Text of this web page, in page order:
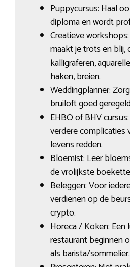
Puppycursus: Haal
diploma en wordt
Creatieve
maakt je trots en blij,
kalligraferen,
haken, breien.
Weddingplanner:
bruiloft goed
EHBO of BHV
verdere
levens redden.
Bloemist: Leer
de vrolijkste
Beleggen: Voor
verdienen op de
crypto.
Horeca / Koken:
restaurant beginnen
als barista/sommelier.